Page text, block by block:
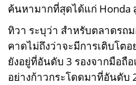
ค้นหามากที่สุดได้แก่ Honda
ทิวา ระบุว่า สำหรับตลาดรถ
คาดไม่ถึงว่าจะมีการเติบโต
ยังอยู่ที่อันดับ 3 รองจากมือถื
อย่างก้าวกระโดดมาที่อันดับ